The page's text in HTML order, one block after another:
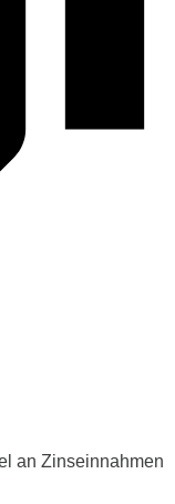
an Zinseinnahmen